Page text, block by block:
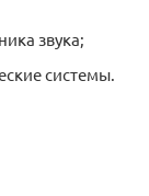
звука;
системы.